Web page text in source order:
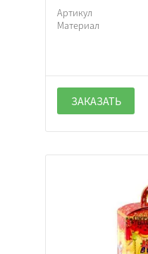
Артикул
Материал
ЗАКАЗАТЬ